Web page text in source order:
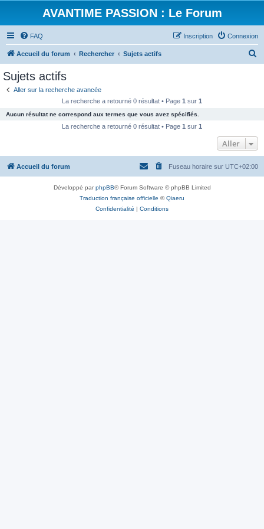
AVANTIME PASSION : Le Forum
FAQ Connexion
Inscription
Accueil du forum Rechercher Sujets actifs
c
e
Sujets actifs
Aller sur la recherche avancée
La recherche a retourné 0 résultat • Page 1 sur 1
Aucun résultat ne correspond aux termes que vous avez spécifiés.
La recherche a retourné 0 résultat • Page 1 sur 1
Aller
Accueil du forum Fuseau horaire sur UTC+02:00
Développé parphpBB® Forum Software © phpBB Limited
Traduction française officielle ©Qiaeru
Confidentialité | Conditions